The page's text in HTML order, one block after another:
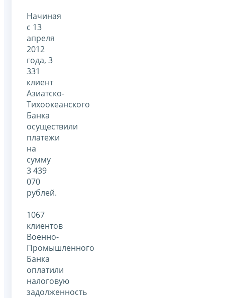
Начиная
с 13
апреля
2012
года, 3
331
клиент
Азиатско-
Тихоокеанского
Банка
осуществили
платежи
на
сумму
3 439
070
рублей.
1067
клиентов
Военно-
Промышленного
Банка
оплатили
налоговую
задолженность